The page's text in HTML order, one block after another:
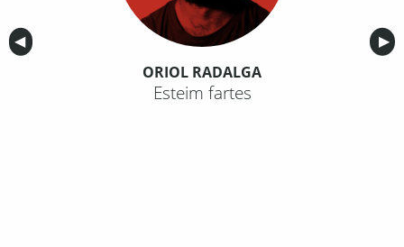
Anterior
◀︎ ▶︎
ORIOL RADALGA
Esteim fartes